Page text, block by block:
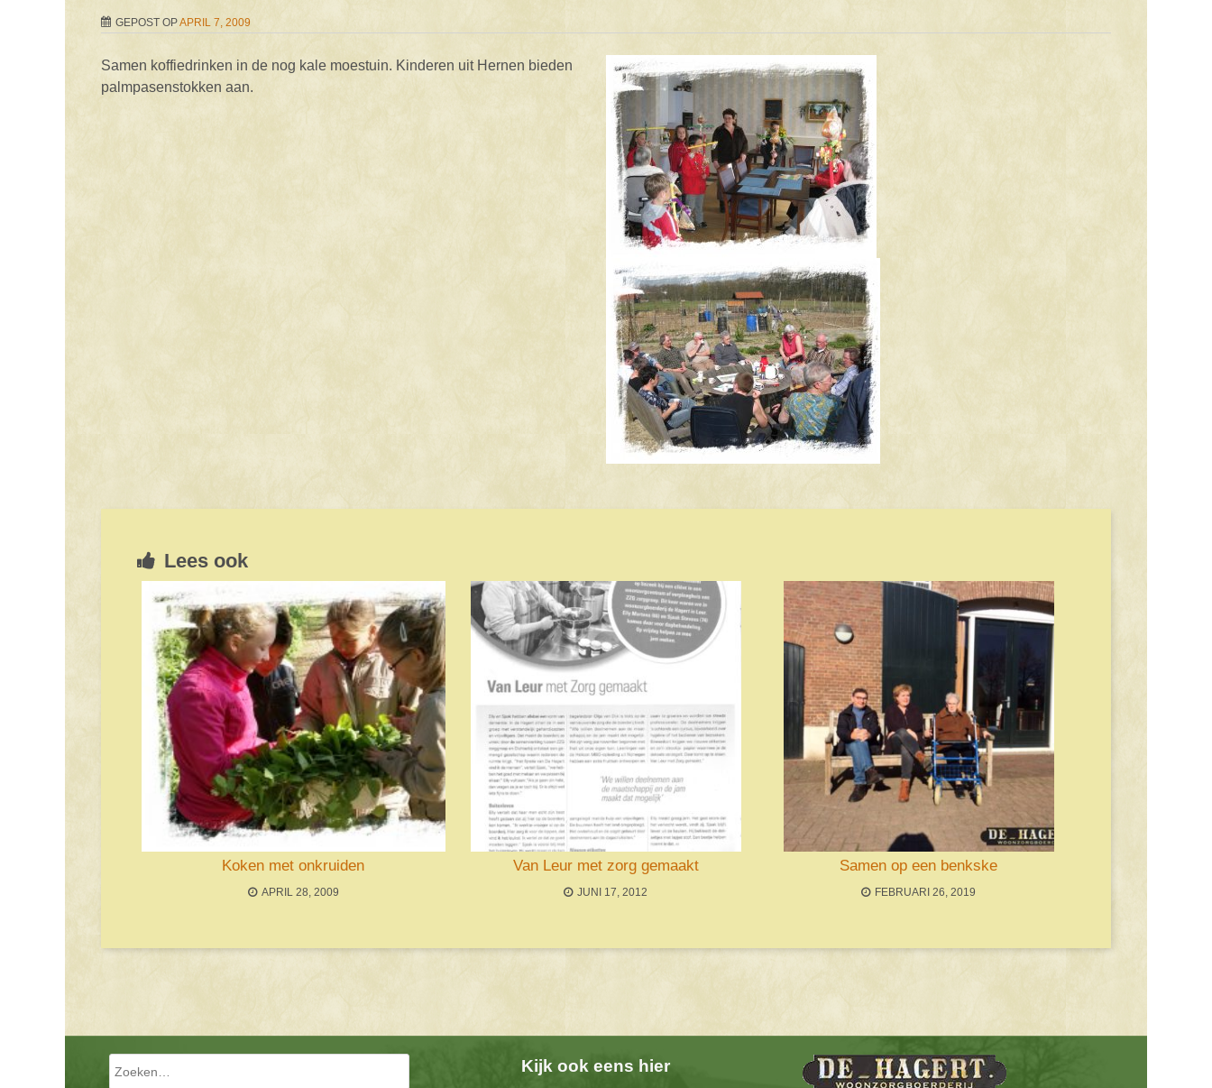
GEPOST OPAPRIL 7, 2009
Samen koffiedrinken in de nog kale moestuin. Kinderen uit Hernen bieden
palmpasenstokken aan.
Lees ook
Koken met onkruiden
APRIL 28, 2009
Van Leur met zorg gemaakt
JUNI 17, 2012
Samen op een benkske
FEBRUARI 26, 2019
Bericht navigatie
Zoeken Kijk ook eens hier